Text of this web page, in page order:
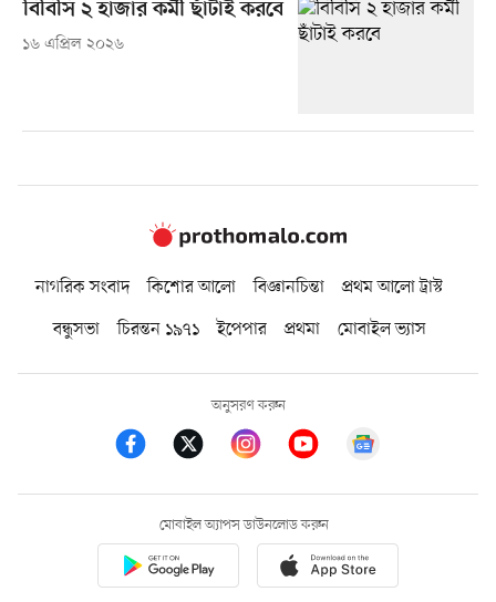
বিবিসি ২ হাজার কর্মী ছাঁটাই করবে
১৬ এপ্রিল ২০২৬
নাগরিক সংবাদ কিশোর আলো বিজ্ঞানচিন্তা
প্রথম আলো ট্রাস্ট
বন্ধুসভা
চিরন্তন ১৯৭১ ইপেপার প্রথমা মোবাইল ভ্যাস
অনুসরণ করুন
মোবাইল অ্যাপস ডাউনলোড করুন